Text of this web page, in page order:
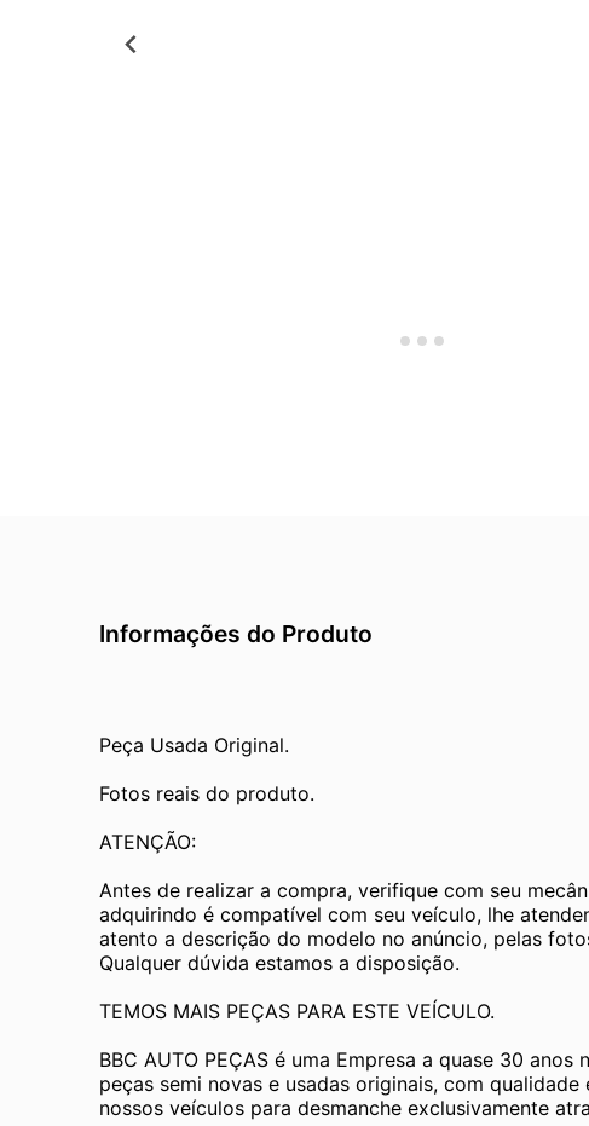
Informações do Produto
Peça Usada Original.
Fotos reais do produto.
ATENÇÃO:
Antes de realizar a compra, verifique com seu
adquirindo é compatível com seu veículo, lhe
atento a descrição do modelo no anúncio, pelas
Qualquer dúvida estamos a disposição.
TEMOS MAIS PEÇAS PARA ESTE VEÍCULO.
BBC AUTO PEÇAS é uma Empresa a quase 30
peças semi novas e usadas originais, com
nossos veículos para desmanche exclusivamente